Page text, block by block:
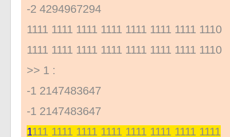
-2 4294967294
1111 1111 1111 1111 1111 1111 1111 1110
1111 1111 1111 1111 1111 1111 1111 1110
>> 1 :
-1 2147483647
-1 2147483647
1111 1111 1111 1111 1111 1111 1111 1111